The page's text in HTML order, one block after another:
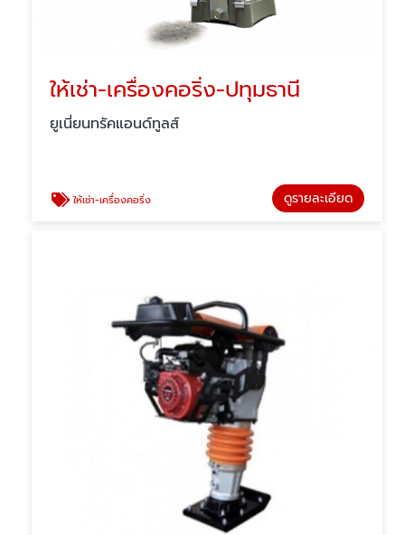
ให้เช่า-เครื่องคอริ่ง-ปทุมธานี
ยูเนี่ยนทรัคแอนด์ทูลส์
ให้เช่า-เครื่องคอริ่ง ดูรายละเอียด